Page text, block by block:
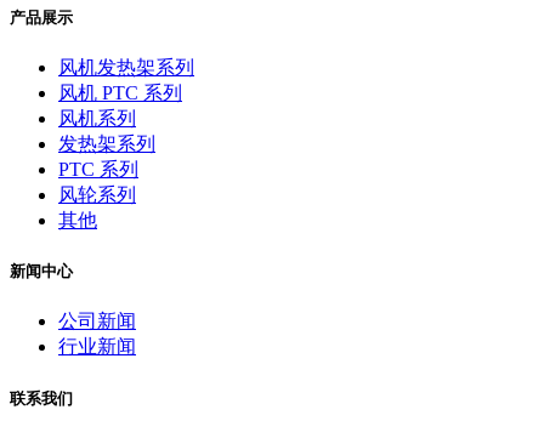
产品展示
风机发热架系列
风机 PTC 系列
风机系列
发热架系列
PTC 系列
风轮系列
其他
新闻中心
公司新闻
行业新闻
联系我们